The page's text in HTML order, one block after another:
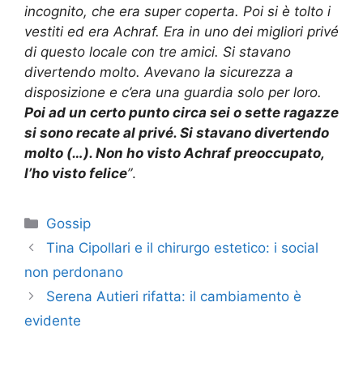
incognito, che era super coperta. Poi si è tolto i
vestiti ed era Achraf. Era in uno dei migliori privé
di questo locale con tre amici. Si stavano
divertendo molto. Avevano la sicurezza a
disposizione e c’era una guardia solo per loro.
Poi ad un certo punto circa sei o sette ragazze
si sono recate al privé. Si stavano divertendo
molto (…). Non ho visto Achraf preoccupato,
l’ho visto felice”.
Categorie
Gossip
Tina Cipollari e il chirurgo estetico: i social
non perdonano
Serena Autieri rifatta: il cambiamento è
evidente